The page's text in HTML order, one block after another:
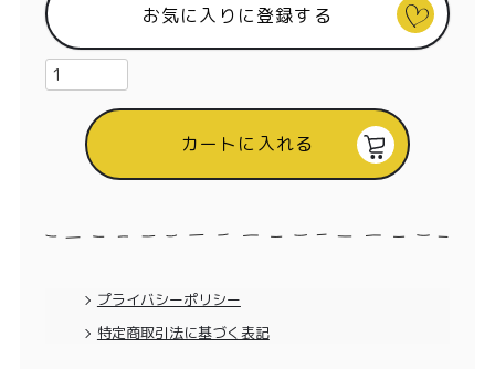
特定商取引法に基づく表記
お気に入りに登録する
カートに入れる
プライバシーポリシー
特定商取引法に基づく表記